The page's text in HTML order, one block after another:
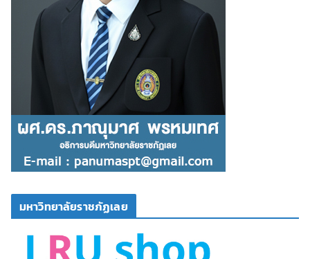
มหาวิทยาลัยราชภัฏเลย